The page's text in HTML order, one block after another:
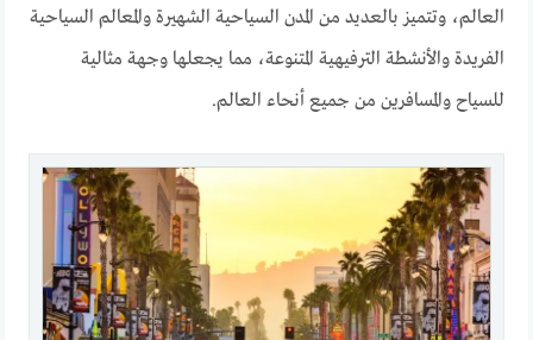
العالم، وتتميز بالعديد من المدن السياحية الشهيرة والمعالم السياحية
الفريدة والأنشطة الترفيهية المتنوعة، مما يجعلها وجهة مثالية
للسياح والمسافرين من جميع أنحاء العالم.